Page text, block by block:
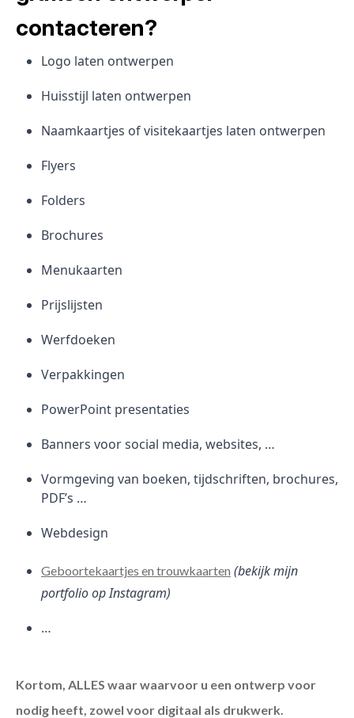
contacteren?
Logo laten ontwerpen
Huisstijl laten ontwerpen
Naamkaartjes of visitekaartjes laten ontwerpen
Flyers
Folders
Brochures
Menukaarten
Prijslijsten
Werfdoeken
Verpakkingen
PowerPoint presentaties
Banners voor social media, websites, …
Vormgeving van boeken, tijdschriften, brochures,
PDF’s …
Webdesign
Geboortekaartjes en trouwkaarten (bekijk mijn
portfolio op Instagram)
…
Kortom, ALLES waar waarvoor u een ontwerp voor
nodig heeft, zowel voor digitaal als drukwerk.